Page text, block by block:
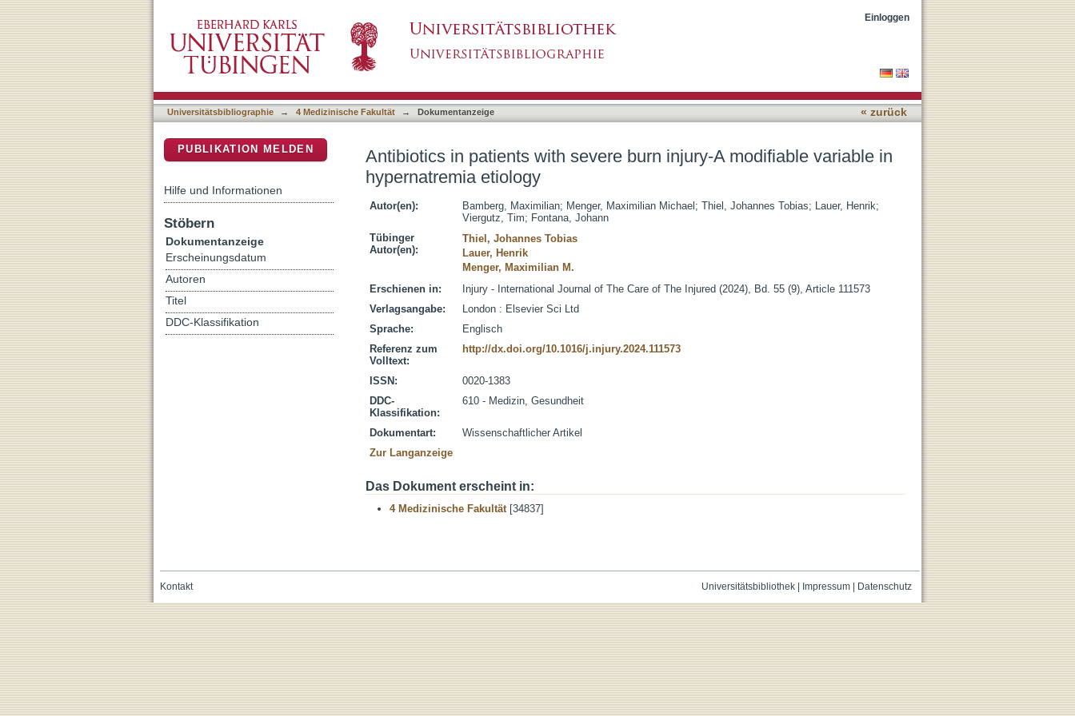
Einloggen
Universitätsbibliographie → 4 Medizinische Fakultät → Dokumentanzeige « zurück
Antibiotics in patients with severe burn injury-A modifiable variable in
hypernatremia etiology
Autor(en): Bamberg, Maximilian; Menger, Maximilian Michael ; Thiel, Johannes Tobias; Lauer, Henrik;
Viergutz, Tim; Fontana, Johann
Tübinger
Autor(en):
Thiel, Johannes Tobias
Lauer, Henrik
Menger, Maximilian M.
Erschienen in:
Injury - International Journal of The Care of The Injured (2024), Bd. 55 (9), Article 111573
Verlagsangabe:
London : Elsevier Sci Ltd
Sprache:
Englisch
Referenz zum
Volltext:
http://dx.doi.org/10.1016/j.injury.2024.111573
ISSN:
0020-1383
DDC-
Klassifikation:
610 - Medizin, Gesundheit
Dokumentart:
Wissenschaftlicher Artikel
Zur Langanzeige
Das Dokument erscheint in:
4 Medizinische Fakultät[34837]
PUBLIKATION MELDEN
Hilfe und Informationen
Stöbern
Dokumentanzeige
Erscheinungsdatum
Autoren
Titel
DDC-Klassifikation
Universitätsbibliothek| Impressum| Datenschutz
Kontakt